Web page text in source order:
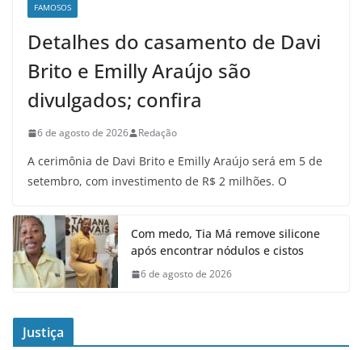
FAMOSOS
Detalhes do casamento de Davi
Brito e Emilly Araújo são
divulgados; confira
6 de agosto de 2026 Redação
A cerimônia de Davi Brito e Emilly Araújo será em 5 de
setembro, com investimento de R$ 2 milhões. O
Com medo, Tia Má remove silicone
após encontrar nódulos e cistos
6 de agosto de 2026
Justiça